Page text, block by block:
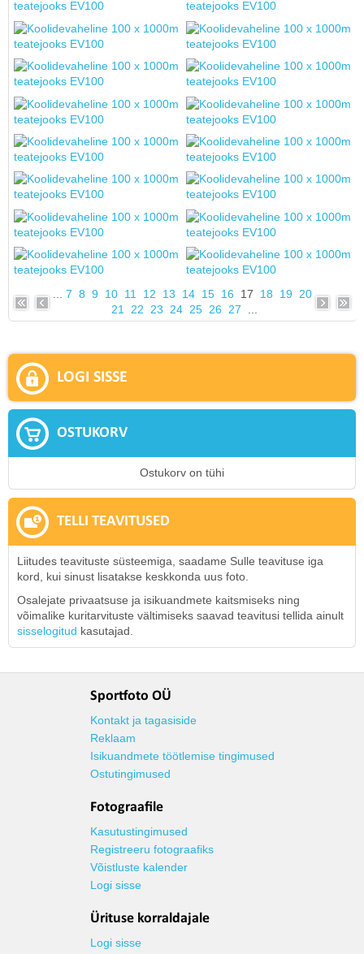
...7 8 9 10 11 12 13 14 15 16 17 18 19
20
21
22 23 24 25 26 27
LOGI SISSE
OSTUKORV
Ostukorv on tühi
TELLI TEAVITUSED
Liitudes teavituste süsteemiga, saadame Sulle teavituse iga
kord, kui sinust lisatakse keskkonda uus foto.
Osalejate privaatsuse ja isikuandmete kaitsmiseks ning
võimalike kuritarvituste vältimiseks saavad teavitusi tellida ainult
sisselogitud kasutajad.
Sportfoto OÜ
Kontakt ja tagasiside
Reklaam
Isikuandmete töötlemise tingimused
Ostutingimused
Fotograafile
Kasutustingimused
Registreeru fotograafiks
Võistluste kalender
Logi sisse
Ürituse korraldajale
Logi sisse